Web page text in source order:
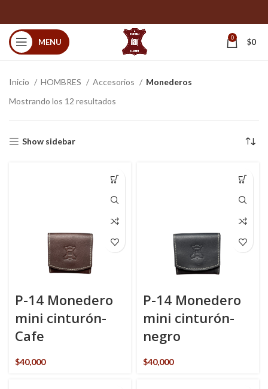
MENU 0 $0
Inicio HOMBRES Accesorios
Monederos
Mostrando los 12 resultados
Show sidebar
P-14 Monedero
mini cinturón-
Cafe
$40,000
P-14 Monedero
mini cinturón-
negro
$40,000